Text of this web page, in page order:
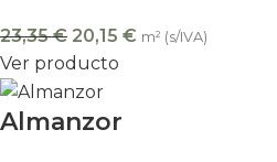
23,35€ 20,15 € m² (s/IVA)
Ver producto
Almanzor